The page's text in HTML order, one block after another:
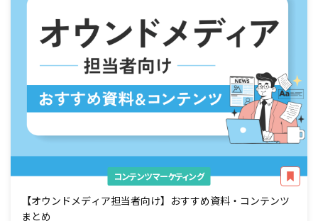
コンテンツマーケティング
【オウンドメディア担当者向け】おすすめ資料・コンテンツ
まとめ